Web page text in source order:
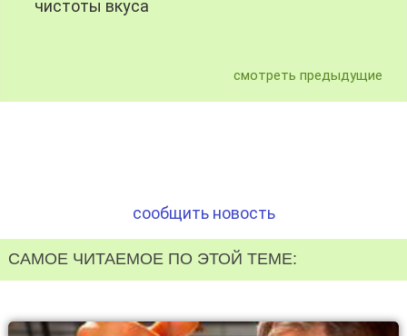
чистоты вкуса
смотреть предыдущие
сообщить новость
САМОЕ ЧИТАЕМОЕ ПО ЭТОЙ ТЕМЕ: